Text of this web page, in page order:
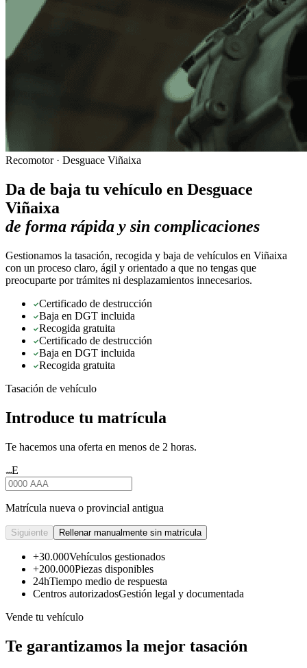
Recomotor · Desguace Viñaixa
Da de baja tu vehículo en Desguace
Viñaixa
de forma rápida y sin complicaciones
Gestionamos la tasación, recogida y baja de vehículos en Viñaixa
con un proceso claro, ágil y orientado a que no tengas que
preocuparte por trámites ni desplazamientos innecesarios.
Certificado de destrucción
Baja en DGT incluida
Recogida gratuita
Certificado de destrucción
Baja en DGT incluida
Recogida gratuita
Tasación de vehículo
Introduce tu matrícula
Te hacemos una oferta en menos de 2 horas.
★★★E
Matrícula nueva o provincial antigua
Siguiente Rellenar manualmente sin matrícula
+30.000Vehículos gestionados
+200.000Piezas disponibles
24hTiempo medio de respuesta
Centros autorizadosGestión legal y documentada
Vende tu vehículo
Te garantizamos la mejor tasación